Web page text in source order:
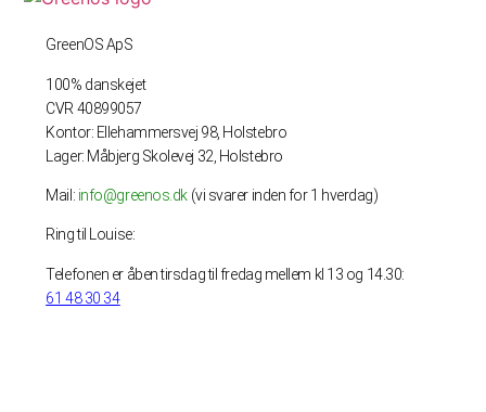
GreenOS ApS
100% danskejet
CVR 40899057
Kontor: Ellehammersvej 98, Holstebro
Lager: Måbjerg Skolevej 32, Holstebro
Mail: info@greenos.dk (vi svarer inden for 1 hverdag)
Ring til Louise:
Telefonen er åben tirsdag til fredag mellem kl 13 og 14.30:
61 48 30 34